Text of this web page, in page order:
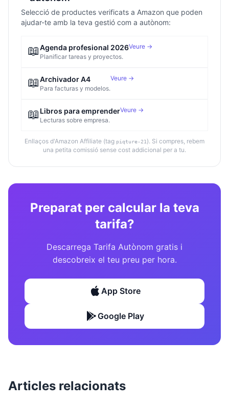
Selecció de productes verificats a Amazon que poden
ajudar-te amb la teva gestió com a autònom:
📖Agenda profesional 2026
Planificar tareas y proyectos.
Veure →
📖Archivador A4
Para facturas y modelos.
Veure →
📖 Libros para emprender
Lecturas sobre empresa.
Veure →
Enllaços d'Amazon Affiliate (tag piqture-21 ). Si compres, rebem
una petita comissió sense cost addicional per a tu.
Preparat per calcular la teva
tarifa?
Descarrega Tarifa Autònom gratis i
descobreix el teu preu per hora.
App Store
Google Play
Articles relacionats